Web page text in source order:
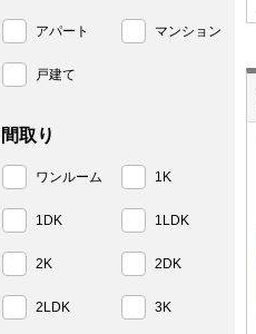
アパート マンション
戸建て
間取り
ワンルーム 1K
1DK 1LDK
2K 2DK
2LDK 3K